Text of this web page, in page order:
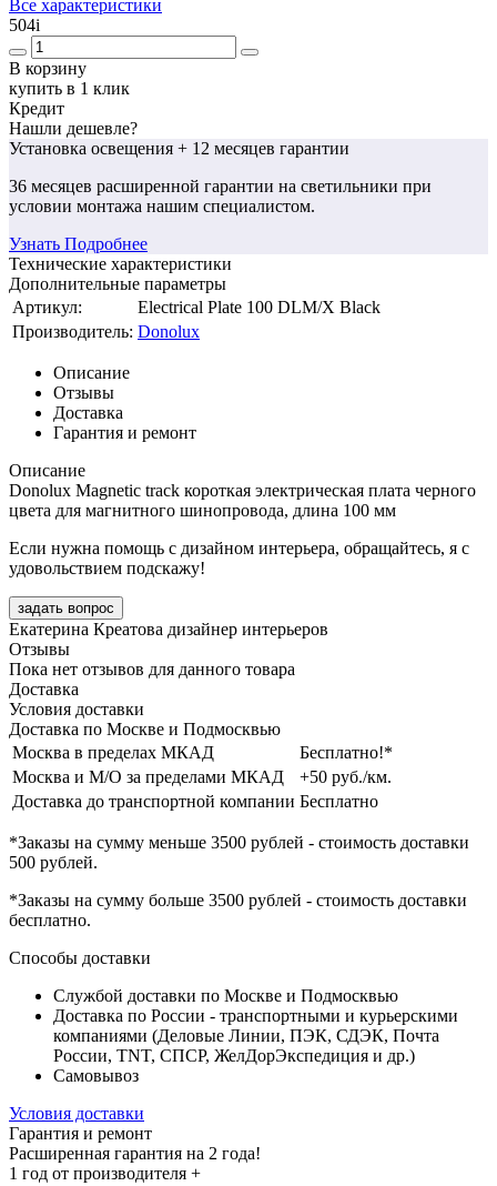
Все характеристики
504i
В корзину
купить в 1 клик
Кредит
Нашли дешевле?
Установка освещения + 12 месяцев гарантии
36 месяцев расширенной гарантии на светильники при
условии монтажа нашим специалистом.
Узнать Подробнее
Технические характеристики
Дополнительные параметры
Артикул:
Electrical Plate 100 DLM/X Black
Производитель: Donolux
Описание
Отзывы
Доставка
Гарантия и ремонт
Описание
Donolux Magnetic track короткая электрическая плата черного
цвета для магнитного шинопровода, длина 100 мм
Если нужна помощь с дизайном интерьера, обращайтесь, я с
удовольствием подскажу!
задать вопрос
Екатерина Креатова дизайнер интерьеров
Отзывы
Пока нет отзывов для данного товара
Доставка
Условия доставки
Доставка по Москве и Подмосквью
Москва в пределах МКАД
Бесплатно!*
Москва и М/О за пределами МКАД
+50 руб./км.
Доставка до транспортной компании Бесплатно
*Заказы на сумму меньше 3500 рублей - стоимость доставки
500 рублей.
*Заказы на сумму больше 3500 рублей - стоимость доставки
бесплатно.
Способы доставки
Службой доставки по Москве и Подмосквью
Доставка по России - транспортными и курьерскими
компаниями (Деловые Линии, ПЭК, СДЭК, Почта
России, TNT, СПСР, ЖелДорЭкспедиция и др.)
Самовывоз
Условия доставки
Гарантия и ремонт
Расширенная гарантия на 2 года!
1 год от производителя +